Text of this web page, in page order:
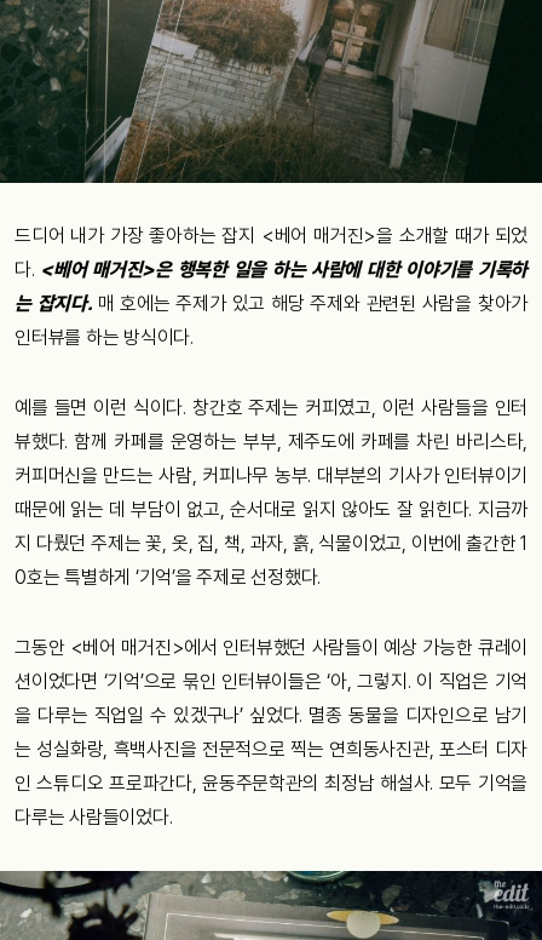
드디어 내가 가장 좋아하는 잡지 <베어 매거진>을 소개할 때가 되었
다. <베어 매거진>은 행복한 일을 하는 사람에 대한 이야기를 기록하
는 잡지다. 매 호에는 주제가 있고 해당 주제와 관련된 사람을 찾아가
인터뷰를 하는 방식이다.
예를 들면 이런 식이다.창간호 주제는 커피였고 , 이런 사람들을 인터
뷰했다.함께 카페를 운영하는 부부 제주도에 카페를 차린 바리스타,
커피머신을 만드는 사람, 커피나무 농부. 대부분의 기사가 인터뷰이기
때문에 읽는 데 부담이 없고 ,순서대로 읽지 않아도 잘 읽힌다. 지금까
지 다뤘던 주제는 꽃 옷 집 책 과자, 흙 식물이었고 이번에 출간한1
0호는 특별하게 ‘기억’을 주제로 선정했다.
그동안 <베어 매거진 >에서 인터뷰했던 사람들이 예상 가능한 큐레이
션이었다면 ‘기억’으로 묶인 인터뷰이들은 ‘아,그렇지. 이 직업은 기억
을 다루는 직업일 수 있겠구나’ 싶었다. 멸종 동물을 디자인으로 남기
는 성실화랑, 흑백사진을 전문적으로 찍는 연희동사진관, 포스터 디자
인 스튜디오 프로파간다,윤동주문학관의 최정남 해설사. 모두 기억을
다루는 사람들이었다.